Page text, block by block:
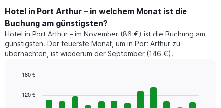
Hotel in Port Arthur – in welchem Monat ist die
Buchung am günstigsten?
Hotel in Port Arthur – im November (86 €) ist die Buchung am
günstigsten. Der teuerste Monat, um in Port Arthur zu
übernachten, ist wiederum der September (146 €).
chart
graphic.
120 €
180 €